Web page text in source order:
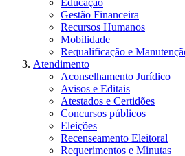
Educação
Gestão Financeira
Recursos Humanos
Mobilidade
Requalificação e
Atendimento
Aconselhamento Jurídico
Avisos e Editais
Atestados e Certidões
Concursos públicos
Eleições
Recenseamento Eleitoral
Requerimentos e Minutas